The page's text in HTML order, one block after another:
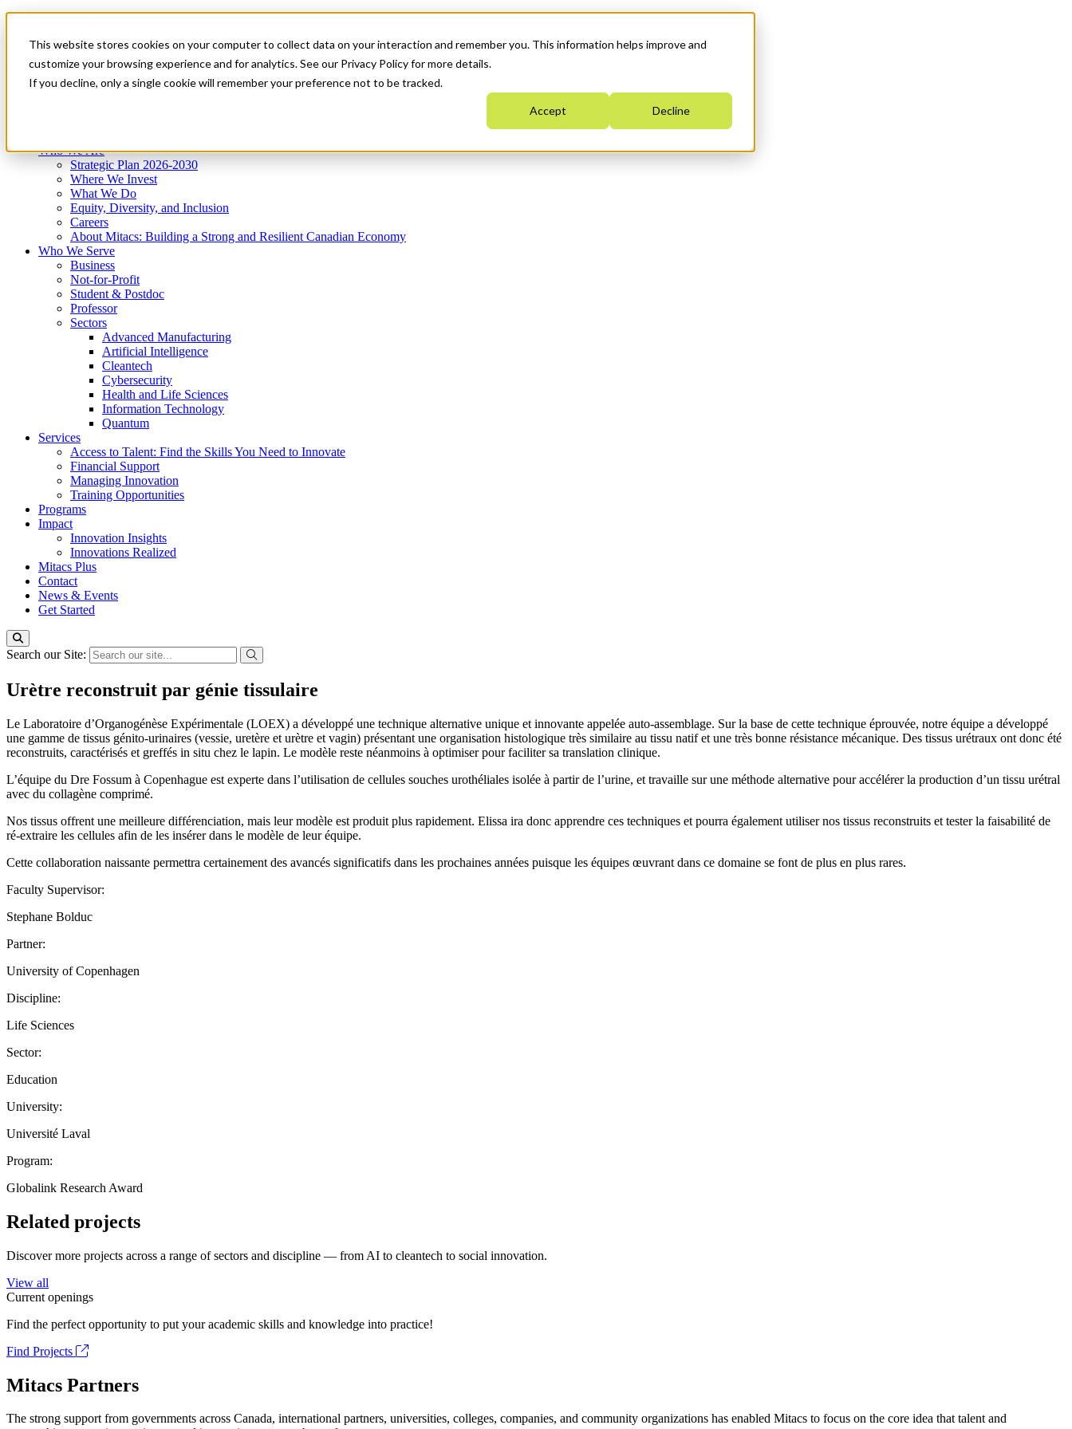
This website stores cookies on your computer to collect data on your interaction and remember you. This information helps improve and
customize your browsing experience and for analytics. See our Privacy Policy for more details.
If you decline, only a single cookie will remember your preference not to be tracked.
Accept Decline
News & Events
Get Started
Menu
Who We Are
Strategic Plan 2026-2030
Where We Invest
What We Do
Equity, Diversity, and Inclusion
Careers
About Mitacs: Building a Strong and Resilient Canadian Economy
Who We Serve
Business
Not-for-Profit
Student & Postdoc
Professor
Sectors
Advanced Manufacturing
Artificial Intelligence
Cleantech
Cybersecurity
Health and Life Sciences
Information Technology
Quantum
Services
Access to Talent: Find the Skills You Need to Innovate
Financial Support
Managing Innovation
Training Opportunities
Programs
Impact
Innovation Insights
Innovations Realized
Mitacs Plus
Contact
News & Events
Get Started
Search our Site:
Urètre reconstruit par génie tissulaire
Le Laboratoire d’Organogénèse Expérimentale (LOEX) a développé une technique alternative unique et innovante appelée auto-assemblage. Sur la base de cette technique éprouvée, notre équipe a développé
une gamme de tissus génito-urinaires (vessie, uretère et urètre et vagin) présentant une organisation histologique très similaire au tissu natif et une très bonne résistance mécanique. Des tissus urétraux ont donc été
reconstruits, caractérisés et greffés in situ chez le lapin. Le modèle reste néanmoins à optimiser pour faciliter sa translation clinique.
L’équipe du Dre Fossum à Copenhague est experte dans l’utilisation de cellules souches urothéliales isolée à partir de l’urine, et travaille sur une méthode alternative pour accélérer la production d’un tissu urétral
avec du collagène comprimé.
Nos tissus offrent une meilleure différenciation, mais leur modèle est produit plus rapidement. Elissa ira donc apprendre ces techniques et pourra également utiliser nos tissus reconstruits et tester la faisabilité de
ré-extraire les cellules afin de les insérer dans le modèle de leur équipe.
Cette collaboration naissante permettra certainement des avancés significatifs dans les prochaines années puisque les équipes œuvrant dans ce domaine se font de plus en plus rares.
Faculty Supervisor:
Stephane Bolduc
Partner:
University of Copenhagen
Discipline:
Life Sciences
Sector:
Education
University:
Université Laval
Program:
Globalink Research Award
Related projects
Discover more projects across a range of sectors and discipline — from AI to cleantech to social innovation.
View all
Current openings
Find the perfect opportunity to put your academic skills and knowledge into practice!
Find Projects
Mitacs Partners
The strong support from governments across Canada, international partners, universities, colleges, companies, and community organizations has enabled Mitacs to focus on the core idea that talent and